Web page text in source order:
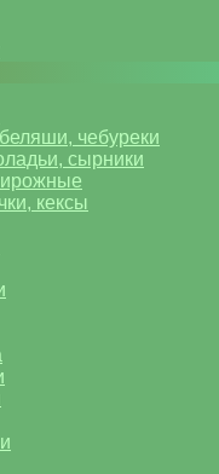
чебуреки
сырники
кексы